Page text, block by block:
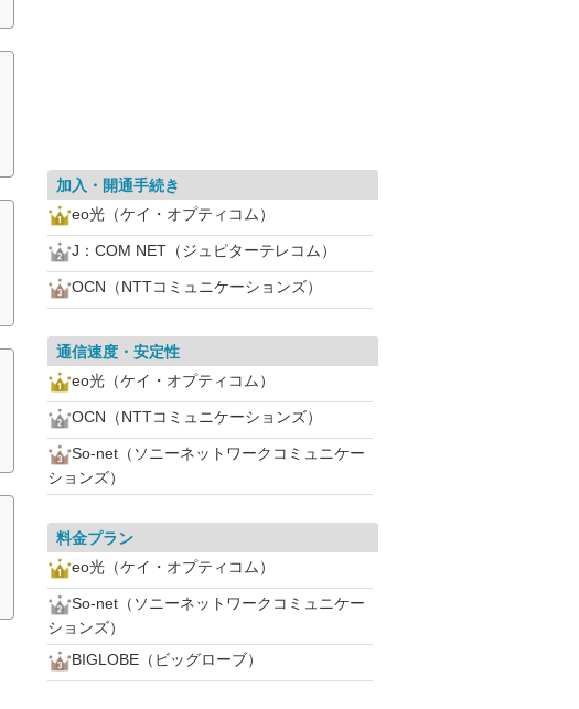
加入・開通手続き
eo光（ケイ・オプティコム）
J：COM NET（ジュピターテレコム）
OCN（NTTコミュニケーションズ）
通信速度・安定性
eo光（ケイ・オプティコム）
OCN（NTTコミュニケーションズ）
So-net（ソニーネットワークコミュニケー
ションズ）
料金プラン
eo光（ケイ・オプティコム）
So-net（ソニーネットワークコミュニケー
ションズ）
BIGLOBE（ビッグローブ）